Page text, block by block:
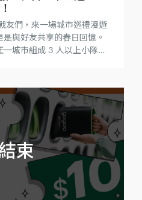
們，來一場城市巡禮漫遊
與好友共享的春日回憶。
城市組成 3 人以上小隊，